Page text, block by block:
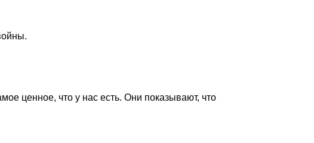
ценное, что у нас есть. Они показывают, что